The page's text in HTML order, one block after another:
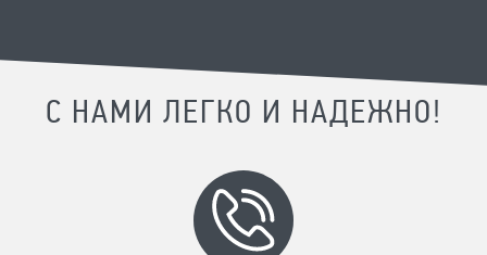
С НАМИ ЛЕГКО И НАДЕЖНО!